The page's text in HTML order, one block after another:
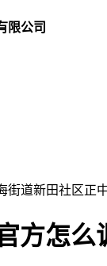
限公司
道新田社区正
方怎么